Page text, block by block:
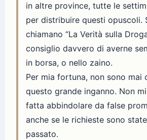
in altre province, tutte le
per distribuire questi opuscoli.
chiamano “La Verità sulla
consiglio davvero di averne
in borsa, o nello zaino.
Per mia fortuna, non sono mai
questo grande inganno. Non
fatta abbindolare da false
anche se le richieste sono
passato.